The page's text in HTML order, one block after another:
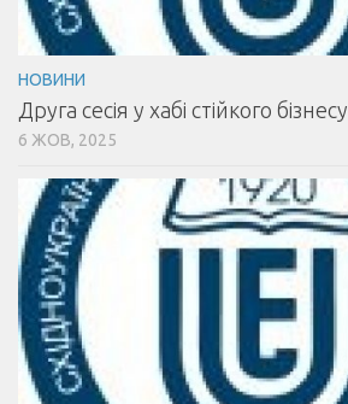
НОВИНИ
Друга сесія у хабі стійкого бізнесу
6 ЖОВ, 2025